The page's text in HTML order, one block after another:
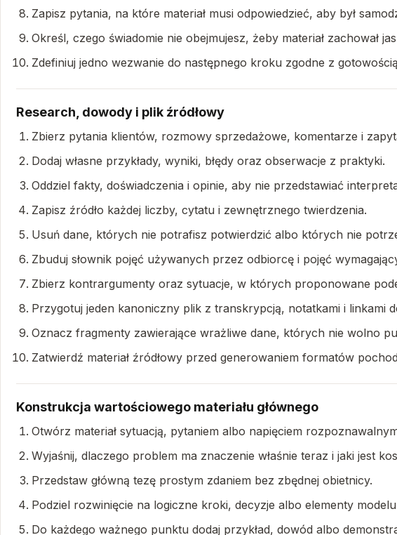
Zapisz pytania, na które materiał musi odpowiedzieć, aby był
Określ, czego świadomie nie obejmujesz, żeby materiał zachował
Zdefiniuj jedno wezwanie do następnego kroku zgodne z
Research, dowody i plik źródłowy
Zbierz pytania klientów, rozmowy sprzedażowe, komentarze i
Dodaj własne przykłady, wyniki, błędy oraz obserwacje z praktyki.
Oddziel fakty, doświadczenia i opinie, aby nie przedstawiać
Zapisz źródło każdej liczby, cytatu i zewnętrznego twierdzenia.
Usuń dane, których nie potrafisz potwierdzić albo których nie
Zbuduj słownik pojęć używanych przez odbiorcę i pojęć
Zbierz kontrargumenty oraz sytuacje, w których proponowane
Przygotuj jeden kanoniczny plik z transkrypcją, notatkami i linkami
Oznacz fragmenty zawierające wrażliwe dane, których nie wolno
Zatwierdź materiał źródłowy przed generowaniem formatów
Konstrukcja wartościowego materiału głównego
Otwórz materiał sytuacją, pytaniem albo napięciem
Wyjaśnij, dlaczego problem ma znaczenie właśnie teraz i jaki jest
Przedstaw główną tezę prostym zdaniem bez zbędnej obietnicy.
Podziel rozwinięcie na logiczne kroki, decyzje albo elementy
Do każdego ważnego punktu dodaj przykład, dowód albo